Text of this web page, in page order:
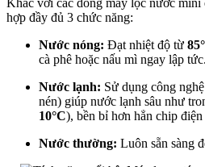
Khác với các dòng máy lọc nước
hợp đầy đủ 3 chức năng:
Nước nóng: Đạt nhiệt độ từ
cà phê hoặc nấu mì ngay lập tức.
Nước lạnh: Sử dụng công
nén) giúp nước lạnh sâu như
10°C), bền bỉ hơn hẳn chip điện
Nước thường: Luôn sẵn sàng